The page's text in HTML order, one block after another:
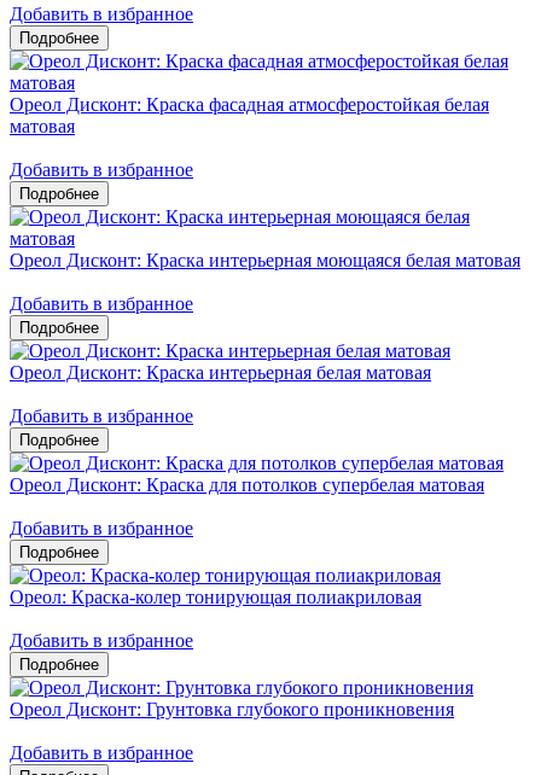
Добавить в избранное
Ореол Дисконт: Краска фасадная атмосферостойкая белая
матовая
Добавить в избранное
Ореол Дисконт: Краска интерьерная моющаяся белая матовая
Добавить в избранное
Ореол Дисконт: Краска интерьерная белая матовая
Добавить в избранное
Ореол Дисконт: Краска для потолков супербелая матовая
Добавить в избранное
Ореол: Краска-колер тонирующая полиакриловая
Добавить в избранное
Ореол Дисконт: Грунтовка глубокого проникновения
Добавить в избранное